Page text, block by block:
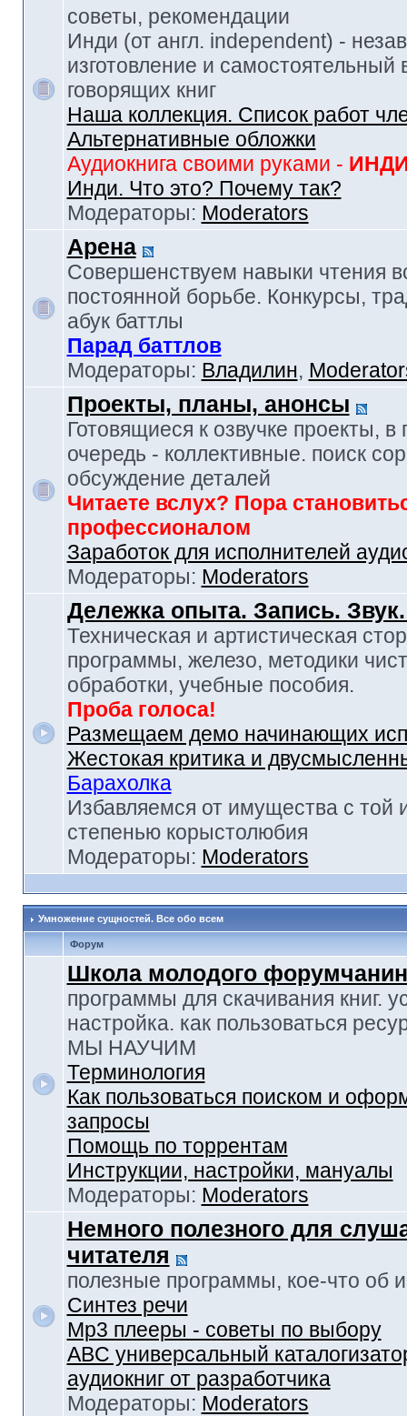
советы, рекомендации
Инди (от англ. independent) -
изготовление и самостоятельный
говорящих книг
Наша коллекция. Список работ
Альтернативные обложки
Аудиокнига своими руками -
Инди. Что это? Почему так?
Модераторы: Moderators
Арена
Совершенствуем навыки чтения
постоянной борьбе. Конкурсы,
абук баттлы
Парад баттлов
Модераторы: Владилин,
Проекты, планы, анонсы
Готовящиеся к озвучке проекты, в
очередь - коллективные. поиск
обсуждение деталей
Читаете вслух? Пора
профессионалом
Заработок для исполнителей
Модераторы: Moderators
Дележка опыта. Запись.
Техническая и артистическая
программы, железо, методики
обработки, учебные пособия.
Проба голоса!
Размещаем демо начинающих
Жестокая критика и
Барахолка
Избавляемся от имущества с той
степенью корыстолюбия
Модераторы: Moderators
Умножение сущностей. Все обо всем
Форум
Школа молодого
программы для скачивания книг.
настройка. как пользоваться
МЫ НАУЧИМ
Терминология
Как пользоваться поиском и
запросы
Помощь по торрентам
Инструкции, настройки, мануалы
Модераторы: Moderators
Немного полезного для
читателя
полезные программы, кое-что об
Синтез речи
Mp3 плееры - советы по выбору
ABC универсальный
аудиокниг от разработчика
Модераторы: Moderators